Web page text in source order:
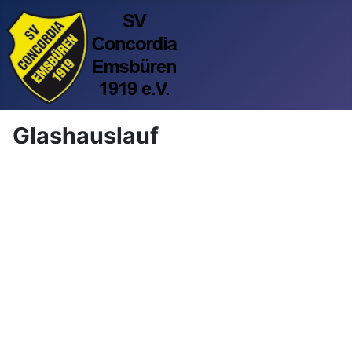
Glashauslauf